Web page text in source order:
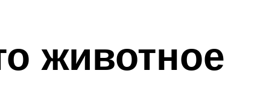
животное